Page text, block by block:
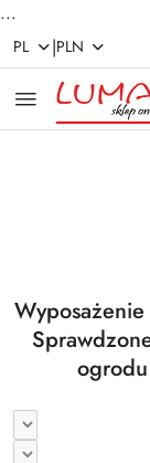
...
Przejdź do
Przejdź do
Przejdź do
Przejdź do
Przejdź do
PL |PLN